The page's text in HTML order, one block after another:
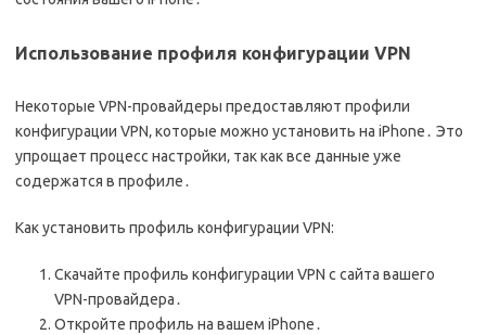
Использование профиля конфигурации VPN
Некоторые VPN-провайдеры предоставляют профили
конфигурации VPN‚ которые можно установить на iPhone․ Это
упрощает процесс настройки‚ так как все данные уже
содержатся в профиле․
Как установить профиль конфигурации VPN:
Скачайте профиль конфигурации VPN с сайта вашего
VPN-провайдера․
Откройте профиль на вашем iPhone․